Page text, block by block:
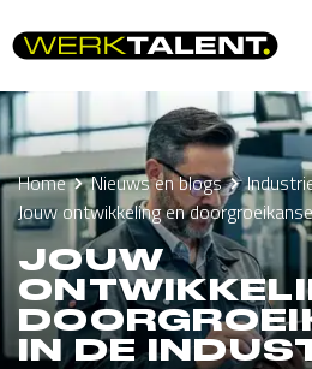
Home Nieuws en blogs
Jouw ontwikkeling en
JOUW
IN DE